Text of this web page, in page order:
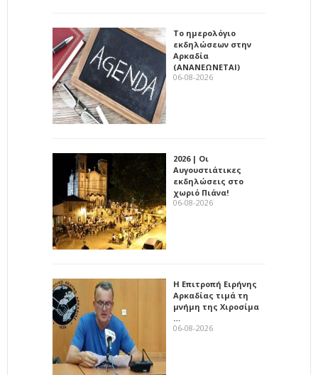
Το ημερολόγιο
εκδηλώσεων στην
Αρκαδία
(ΑΝΑΝΕΩΝΕΤΑΙ)
06-08-2026
2026 | Οι
Αυγουστιάτικες
εκδηλώσεις στο
χωριό Πιάνα!
06-08-2026
Η Επιτροπή Ειρήνης
Αρκαδίας τιμά τη
μνήμη της Χιροσίμα
…
06-08-2026